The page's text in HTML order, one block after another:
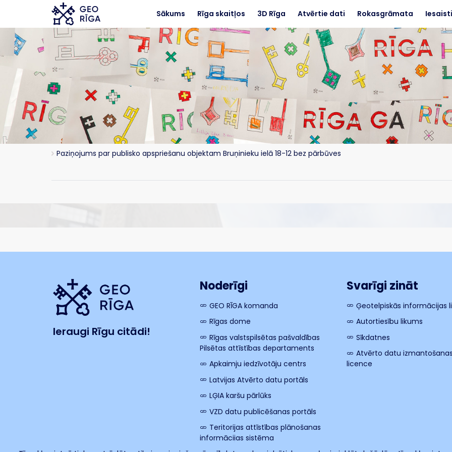
Skip to main content
Sākums
Rīga skaitļos 3D Rīga Atvērtie dati Rokasgrāmata
Paziņojums par publisko apspriešanu objektam Bruņinieku ielā 18-12 bez pārbūves
Ieraugi Rīgu citādi!
Noderīgi
GEO RĪGA komanda
Rīgas dome
Rīgas valstspilsētas pašvaldības
Pilsētas attīstības departaments
Apkaimju iedzīvotāju centrs
Latvijas Atvērto datu portāls
LĢIA karšu pārlūks
VZD datu publicēšanas portāls
Teritorijas attīstības plānošanas
informācijas sistēma
Svarīgi zināt
Ģeotelpiskās informācijas
Autortiesību likums
Sīkdatnes
Atvērto datu izmantošanas
licence